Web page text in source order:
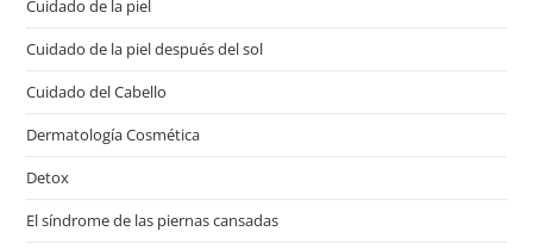
Cuidado de la piel
Cuidado de la piel después del sol
Cuidado del Cabello
Dermatología Cosmética
Detox
El síndrome de las piernas cansadas